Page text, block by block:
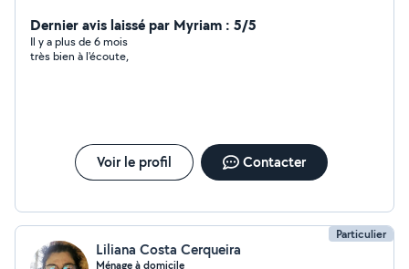
expérience dans le secrétariat, si besoin dans vos
démarches administratives. Je suis passionnée par les
animaux, je peux donc vous rendre service avec vos
Dernier avis laissé par Myriam : 5/5
Il y a plus de 6 mois
très bien à l'écoute,
Voir le profil Contacter
Particulier
Liliana Costa Cerqueira
Ménage à domicile